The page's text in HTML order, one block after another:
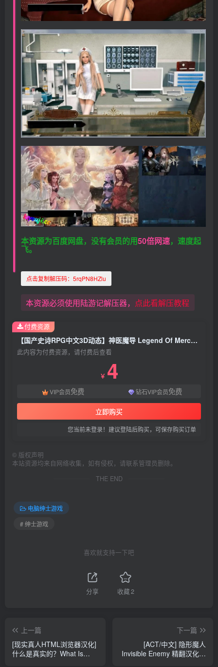
本资源为百度网盘，没有会员的用50倍网速，速度起
飞。
点击复制解压码： 5rqPN8HZlu
本资源必须使用陆游记解压器， 点此看解压教程
【国产史诗RPG中文3D动态】神医魔导 Legend Of Mercy 完整中文版+反和谐补丁【电脑/中文语音/5G】
此内容为付费资源，请付费后查看
￥ 4
VIP会员免费 钻石VIP会员免费
立即购买
您当前未登录！建议登陆后购买，可保存购买订单
付费资源
© 版权声明
本站资源均来自网络收集，如有侵权，请联系管理员删除。
THE END
电脑绅士游戏
# 绅士游戏
喜欢就支持一下吧
分享 收藏2
上一篇
[现实真人HTML浏览器汉化]
什么是真实的？What Is
下一篇
[ACT/中文] 隐形魔人
Invisible Enemy 精翻汉化版